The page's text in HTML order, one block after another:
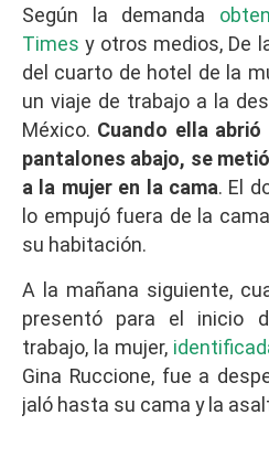
Según la demanda
Times y otros medios, De
del cuarto de hotel de la
un viaje de trabajo a la
México. Cuando ella
pantalones abajo, se
a la mujer en la cama. El
lo empujó fuera de la
su habitación.
A la mañana siguiente,
presentó para el inicio
trabajo, la mujer,
Gina Ruccione, fue a
jaló hasta su cama y la